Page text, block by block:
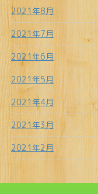
2021年8月
2021年7月
2021年6月
2021年5月
2021年4月
2021年3月
2021年2月